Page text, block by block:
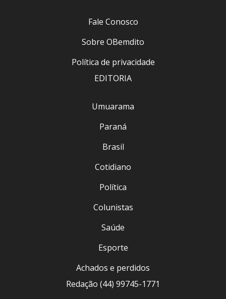
Fale Conosco
Sobre OBemdito
Política de privacidade
EDITORIA
Umuarama
Paraná
Brasil
Cotidiano
Política
Colunistas
Saúde
Esporte
Achados e perdidos
Redação (44) 99745-1771